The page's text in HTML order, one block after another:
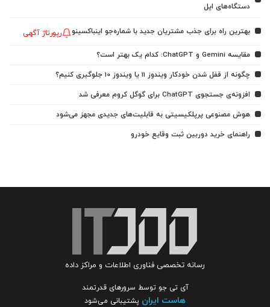
دستگاه‌های اپل
بهترین راه برای جذب مشتریان جدید با شماره‌جو اینباکسینو رپورتاژ آگهی
مقایسه Gemini و ChatGPT: کدام یک بهتر است؟
چگونه از قفل شدن خودکار ویندوز 11 یا ویندوز 10 جلوگیری کنیم؟
افزونه‌ی جستجوی ChatGPT برای گوگل کروم معرفی شد
هوش مصنوعی پرپلکیسیتی به قابلیت‌های جدیدی مجهز می‌شود
راهنمای خرید دوربین ثبت وقایع خودرو
رسانه تخصصی فناوری اطلاعات و مراکز داده
آی تی جو توسط سرورهای قدرتمند
هاست ایران پشتیبانی می‌شود